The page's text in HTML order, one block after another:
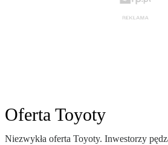
Oferta Toyoty
Niezwykła oferta Toyoty. Inwestorzy